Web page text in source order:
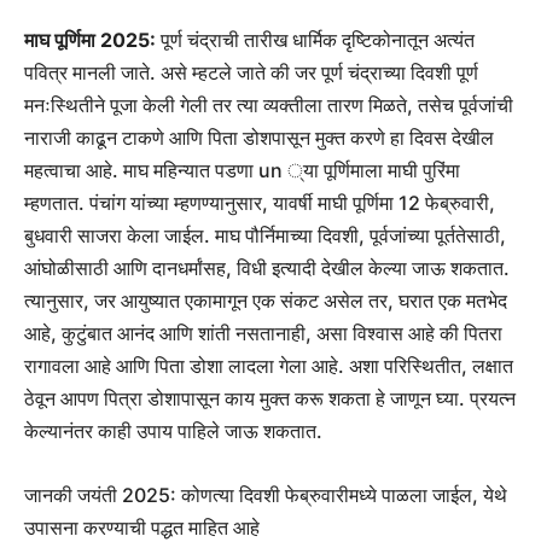
माघ पूर्णिमा 2025:पूर्ण चंद्राची तारीख धार्मिक दृष्टिकोनातून अत्यंत
पवित्र मानली जाते. असे म्हटले जाते की जर पूर्ण चंद्राच्या दिवशी पूर्ण
मनःस्थितीने पूजा केली गेली तर त्या व्यक्तीला तारण मिळते, तसेच पूर्वजांची
नाराजी काढून टाकणे आणि पिता डोशपासून मुक्त करणे हा दिवस देखील
महत्वाचा आहे. माघ महिन्यात पडणा un ्या पूर्णिमाला माघी पुरिंमा
म्हणतात. पंचांग यांच्या म्हणण्यानुसार, यावर्षी माघी पूर्णिमा 12 फेब्रुवारी,
बुधवारी साजरा केला जाईल. माघ पौर्निमाच्या दिवशी, पूर्वजांच्या पूर्ततेसाठी,
आंघोळीसाठी आणि दानधर्मांसह, विधी इत्यादी देखील केल्या जाऊ शकतात.
त्यानुसार, जर आयुष्यात एकामागून एक संकट असेल तर, घरात एक मतभेद
आहे, कुटुंबात आनंद आणि शांती नसतानाही, असा विश्वास आहे की पितरा
रागावला आहे आणि पिता डोशा लादला गेला आहे. अशा परिस्थितीत, लक्षात
ठेवून आपण पित्रा डोशापासून काय मुक्त करू शकता हे जाणून घ्या. प्रयत्न
केल्यानंतर काही उपाय पाहिले जाऊ शकतात.
जानकी जयंती 2025: कोणत्या दिवशी फेब्रुवारीमध्ये पाळला जाईल, येथे
उपासना करण्याची पद्धत माहित आहे